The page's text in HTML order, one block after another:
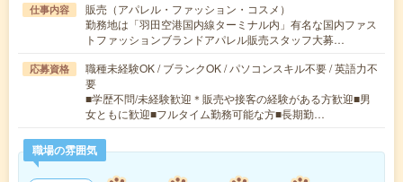
仕事内容
販売（アパレル・ファッション・コスメ）
勤務地は「羽田空港国内線ターミナル内」有名な国内ファス
トファッションブランドアパレル販売スタッフ大募…
応募資格
職種未経験OK / ブランクOK / パソコンスキル不要 / 英語力不
要
■学歴不問/未経験歓迎＊販売や接客の経験がある方歓迎■男
女ともに歓迎■フルタイム勤務可能な方■長期勤…
職場の雰囲気